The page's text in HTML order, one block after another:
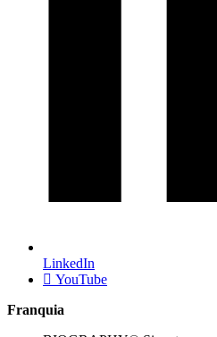
LinkedIn
YouTube
Franquia